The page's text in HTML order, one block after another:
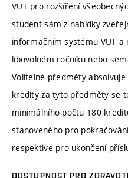
VUT pro rozšíření
student sám z nabídky
informačním systému VUT a
libovolném ročníku nebo
Volitelné předměty
kredity za tyto předměty se
minimálního počtu 180
stanoveného pro
respektive pro ukončení
DOSTUPNOST PRO